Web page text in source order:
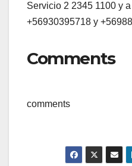
Servicio 2 2345 1100 y
+56930395718 y
Comments
comments